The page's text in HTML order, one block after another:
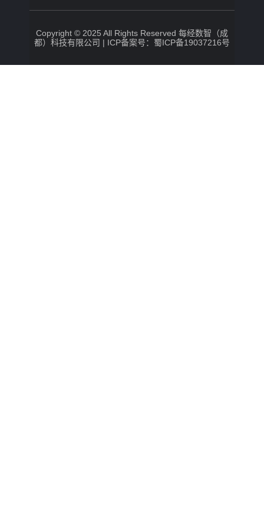
Copyright © 2025 All Rights Reserved 每经数智（成
都）科技有限公司 | ICP备案号：蜀ICP备19037216号